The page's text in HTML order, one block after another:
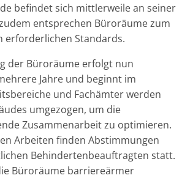
befindet sich mittlerweile an seiner
entsprechen Büroräume zum
erforderlichen Standards.
der Büroräume erfolgt nun
Jahre und beginnt im
und Fachämter werden
umgezogen, um die
Zusammenarbeit zu optimieren.
Arbeiten finden Abstimmungen
Behindertenbeauftragten statt.
Büroräume barriereärmer